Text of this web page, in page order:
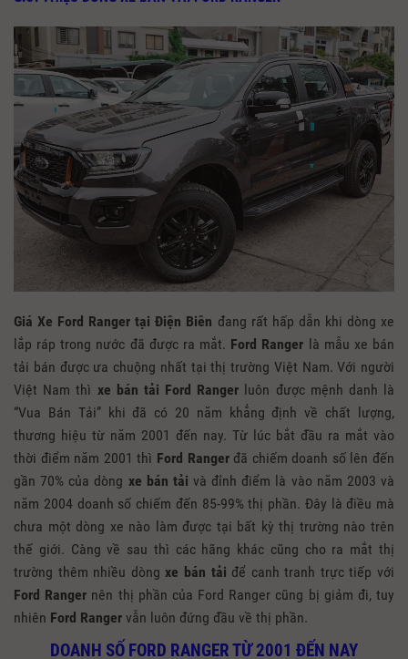
Giá Xe Ford Ranger tại Điện Biên đang rất hấp dẫn khi dòng xe
lắp ráp trong nước đã được ra mắt. Ford Ranger là mẫu xe bán
tải bán được ưa chuộng nhất tại thị trường Việt Nam. Với người
Việt Nam thì xe bán tải Ford Ranger luôn được mệnh danh là
“Vua Bán Tải” khi đã có 20 năm khẳng định về chất lượng,
thương hiệu từ năm 2001 đến nay. Từ lúc bắt đầu ra mắt vào
thời điểm năm 2001 thì Ford Rangerđã chiếm doanh số lên đến
gần 70% của dòng xe bán tải và đỉnh điểm là vào năm 2003 và
năm 2004 doanh số chiếm đến 85-99% thị phần. Đây là điều mà
chưa một dòng xe nào làm được tại bất kỳ thị trường nào trên
thế giới. Càng về sau thì các hãng khác cũng cho ra mắt thị
trường thêm nhiều dòngxe bán tải để canh tranh trực tiếp với
Ford Ranger nên thị phần của Ford Ranger cũng bị giảm đi, tuy
nhiên Ford Ranger vẫn luôn đứng đầu về thị phần.
DOANH SỐ FORD RANGER TỪ 2001 ĐẾN NAY